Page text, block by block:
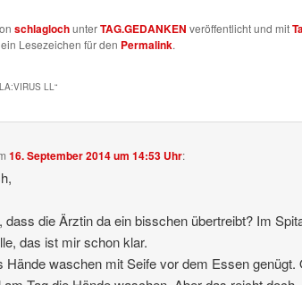
schlaglochunterTAG.GEDANKEN veröffentlicht und mit
Lesezeichen für den Permalink.
LL “
16. September 2014 um 14:53 Uhr:
dass die Ärztin da ein bisschen übertreibt? Im
das ist mir schon klar.
Hände waschen mit Seife vor dem Essen genügt.